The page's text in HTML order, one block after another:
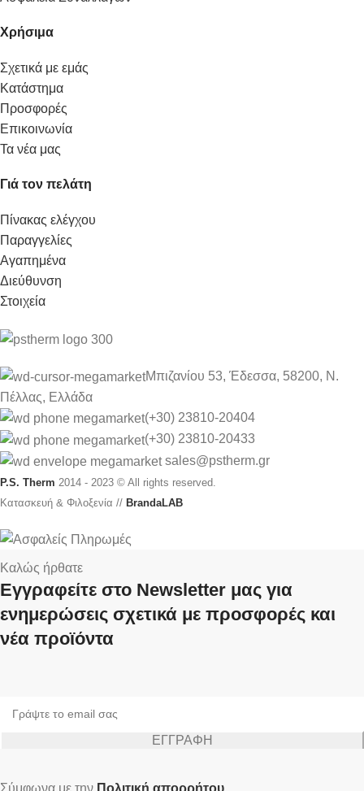
Χρήσιμα
Σχετικά με εμάς
Κατάστημα
Προσφορές
Επικοινωνία
Τα νέα μας
Γιά τον πελάτη
Πίνακας ελέγχου
Παραγγελίες
Αγαπημένα
Διεύθυνση
Στοιχεία
Μπιζανίου 53, Έδεσσα, 58200, Ν.
Πέλλας, Ελλάδα
(+30) 23810-20404
(+30) 23810-20433
sales@pstherm.gr
P.S. Therm 2014 - 2023 © All rights reserved.
Κατασκευή & Φιλοξενία // BrandaLAB
Καλώς ήρθατε
Εγγραφείτε στο Newsletter μας για
ενημερώσεις σχετικά με προσφορές και
νέα προϊόντα
Σύμφωνα με την Πολιτική απορρήτου